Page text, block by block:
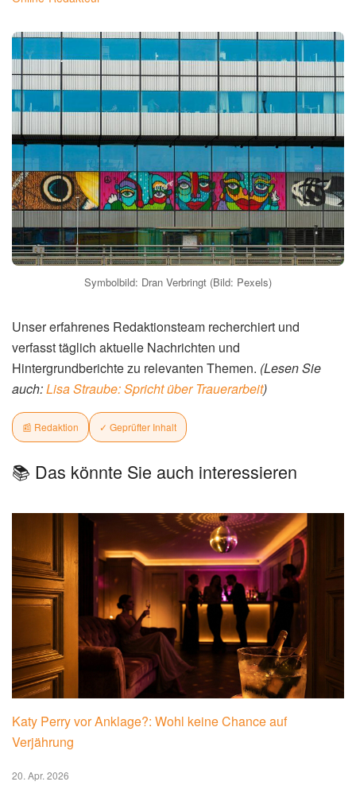
viel Aufmerksamkeit bekommen haben.
Ursprünglich berichtet von:Gala(Lesen Sie auch:Lisa
Straube: Spricht über Trauerarbeit)
R
Redaktion
Online-Redakteur